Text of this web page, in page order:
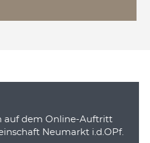
auf dem Online-Auftritt
Neumarkt i.d.OPf.